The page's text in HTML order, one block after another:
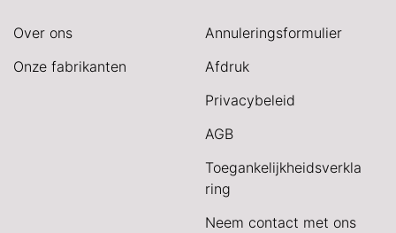
Over ons
Onze fabrikanten
Annuleringsformulier
Afdruk
Privacybeleid
AGB
Toegankelijkheidsverkla
ring
Neem contact met ons